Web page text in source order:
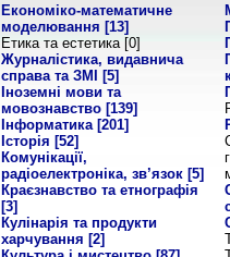
Економіко-математичне
моделювання [13]
Етика та естетика [0]
Журналістика, видавнича
справа та ЗМІ [5]
Іноземні мови та
мовознавство [139]
Інформатика [201]
Історія [52]
Комунікації,
радіоелектроніка, зв’язок [5]
Краєзнавство та етнографія
[3]
Кулінарія та продукти
харчування [2]